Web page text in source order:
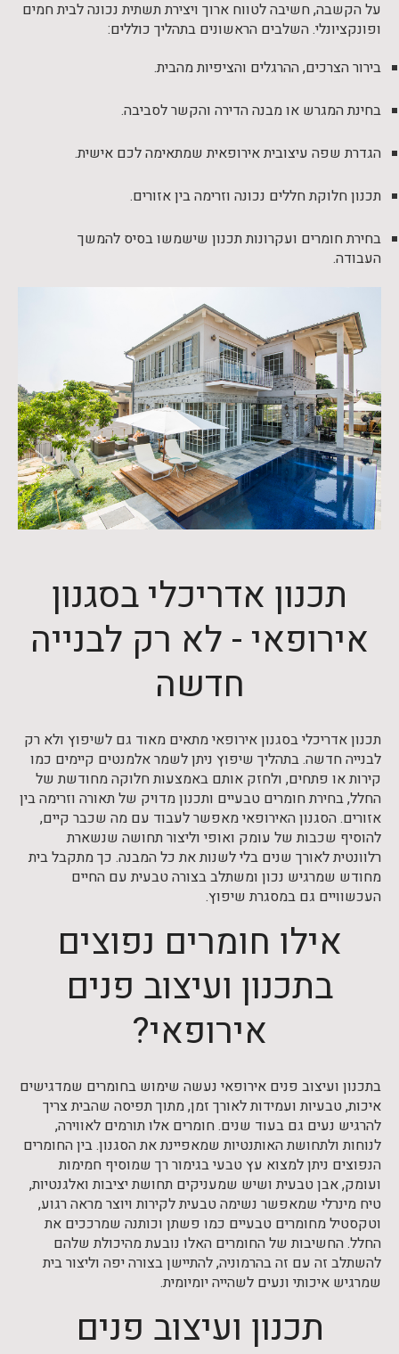
על הקשבה, חשיבה לטווח ארוך ויצירת תשתית נכונה לבית חמים
ופונקציונלי. השלבים הראשונים בתהליך כוללים:
בירור הצרכים, ההרגלים והציפיות מהבית.
בחינת המגרש או מבנה הדירה והקשר לסביבה.
הגדרת שפה עיצובית אירופאית שמתאימה לכם אישית.
תכנון חלוקת חללים נכונה וזרימה בין אזורים.
בחירת חומרים ועקרונות תכנון שישמשו בסיס להמשך
העבודה.
תכנון אדריכלי בסגנון
אירופאי - לא רק לבנייה
חדשה
תכנון אדריכלי בסגנון אירופאי מתאים מאוד גם לשיפוץ ולא רק
לבנייה חדשה. בתהליך שיפוץ ניתן לשמר אלמנטים קיימים כמו
קירות או פתחים, ולחזק אותם באמצעות חלוקה מחודשת של
החלל, בחירת חומרים טבעיים ותכנון מדויק של תאורה וזרימה בין
אזורים. הסגנון האירופאי מאפשר לעבוד עם מה שכבר קיים,
להוסיף שכבות של עומק ואופי וליצור תחושה שנשארת
רלוונטית לאורך שנים בלי לשנות את כל המבנה. כך מתקבל בית
מחודש שמרגיש נכון ומשתלב בצורה טבעית עם החיים
העכשוויים גם במסגרת שיפוץ.
אילו חומרים נפוצים
בתכנון ועיצוב פנים
אירופאי?
בתכנון ועיצוב פנים אירופאי נעשה שימוש בחומרים שמדגישים
איכות, טבעיות ועמידות לאורך זמן, מתוך תפיסה שהבית צריך
להרגיש נעים גם בעוד שנים. חומרים אלו תורמים לאווירה,
לנוחות ולתחושת האותנטיות שמאפיינת את הסגנון. בין החומרים
הנפוצים ניתן למצוא עץ טבעי בגימור רך שמוסיף חמימות
ועומק, אבן טבעית ושיש שמעניקים תחושת יציבות ואלגנטיות,
טיח מינרלי שמאפשר נשימה טבעית לקירות ויוצר מראה רגוע,
וטקסטיל מחומרים טבעיים כמו פשתן וכותנה שמרככים את
החלל. החשיבות של החומרים האלו נובעת מהיכולת שלהם
להשתלב זה עם זה בהרמוניה, להתיישן בצורה יפה וליצור בית
שמרגיש איכותי ונעים לשהייה יומיומית.
תכנון ועיצוב פנים